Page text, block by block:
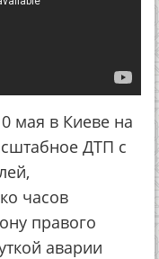
мая в Киеве на
ДТП с
часов
правого
аварии